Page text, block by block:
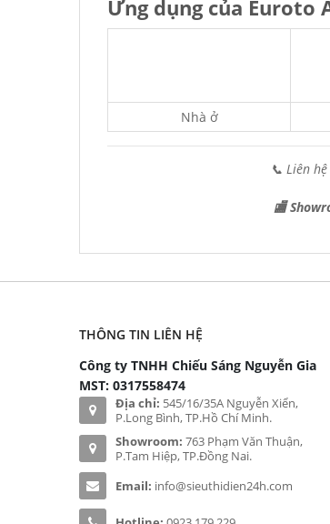
Ứng dụng của Euroto
Nhà ở
📞 Liên
🏬
THÔNG TIN LIÊN HỆ
Công ty TNHH Chiếu Sáng Nguyễn Gia
MST: 0317558474
Địa chỉ: 545/16/35A Nguyễn Xiển,
P.Long Bình, TP.Hồ Chí Minh.
Showroom: 763 Phạm Văn Thuận,
P.Tam Hiệp, TP.Đồng Nai.
Email: info@sieuthidien24h.com